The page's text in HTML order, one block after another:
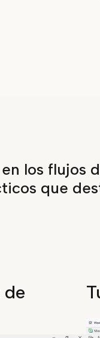
los flujos
que